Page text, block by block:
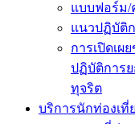
แบบฟอร์ม/
แนวปฏิบัติก
การเปิดเ
ปฏิบัติการ
ทุจริต
บริการนักท่องเที่